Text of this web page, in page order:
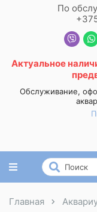
По
Актуальное
Обслуживание,
Главная